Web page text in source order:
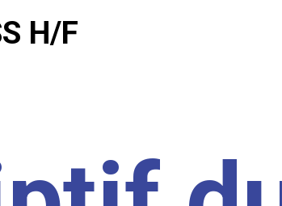
H/F